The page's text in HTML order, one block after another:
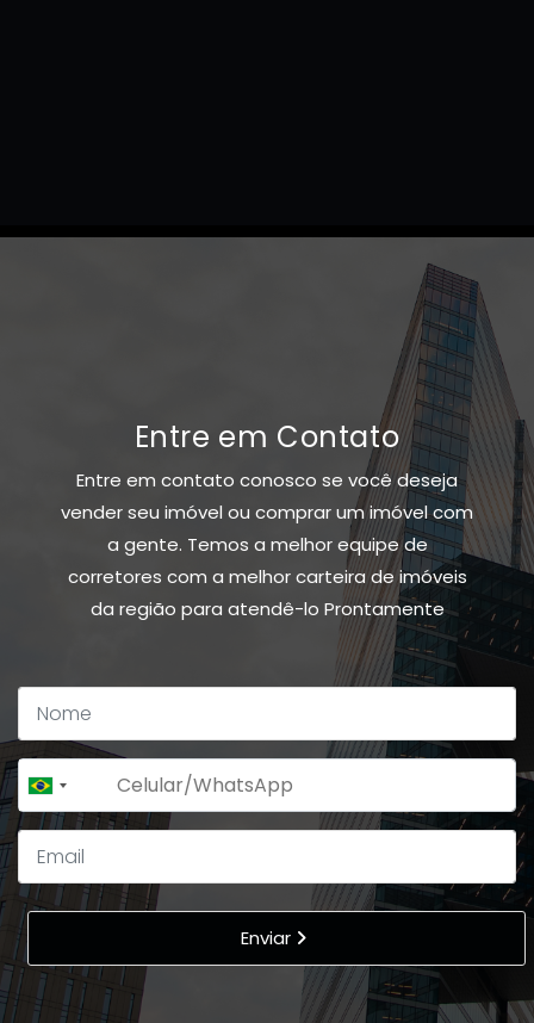
Entre em Contato
Entre em contato conosco se você deseja
vender seu imóvel ou comprar um imóvel com
a gente. Temos a melhor equipe de
corretores com a melhor carteira de imóveis
da região para atendê-lo Prontamente
Brazil
+55
Enviar